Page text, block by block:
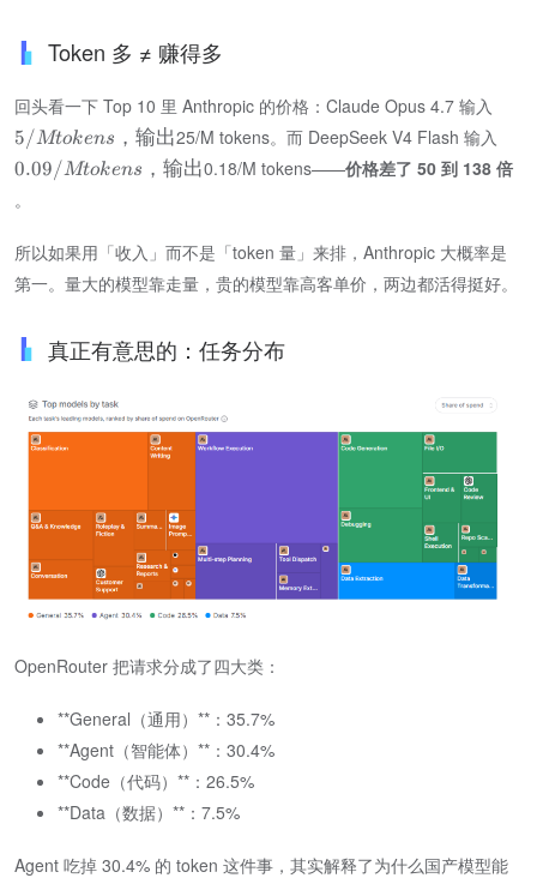
Token 多 ≠ 赚得多
回头看一下 Top 10 里 Anthropic 的价格：Claude Opus 4.7 输入
5/Mtokens ，输出25/M tokens。而 DeepSeek V4 Flash 输入
0.09/Mtokens ，输出0.18/M tokens——​价格差了 50 到 138 倍​
。
所以如果用「收入」而不是「token 量」来排，Anthropic 大概率是
第一。量大的模型靠走量，贵的模型靠高客单价，两边都活得挺好。
真正有意思的：任务分布
OpenRouter 把请求分成了四大类：
​**General（通用）**​：35.7%
​**Agent（智能体）**​：30.4%
​**Code（代码）**​：26.5%
​**Data（数据）**​：7.5%
Agent 吃掉 30.4% 的 token 这件事，其实解释了为什么国产模型能